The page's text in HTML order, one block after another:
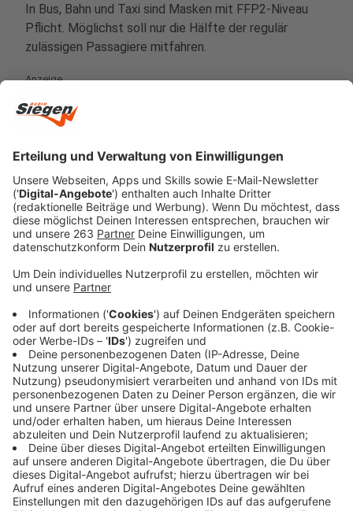
In Bus, Bahn und Taxi sind Masken mit FFP2-Niveau
Pflicht. Möglichst soll nur die Hälfte der regulär
zulässigen Passagiere mitfahren.
Anzeige
Anzeige
Die Vermietung touristischer
Übernachtungsmöglichkeiten ist untersagt.
Unabhängig von der Notbremse gilt
Folgendes:
Anzeige
SCHULEN
Anzeige
Schülerinnen und Schüler sowie Lehrer müssen im